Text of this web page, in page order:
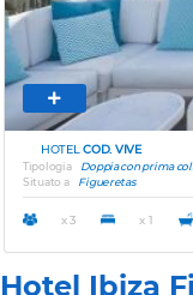
HOTELCOD. VIVE
Tipologia
Doppia con prima
Situato a
Figueretas
x 3 x 1
Hotel Ibiza